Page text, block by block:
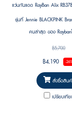
แว่นกันแดด RayBan Alix
รุ่นที่ Jennie BLACKPINK
คนล่าสุด ของ Rayban
฿5,700
฿4,190 -26%
สั่งซื้อสิน
เปรียบเที